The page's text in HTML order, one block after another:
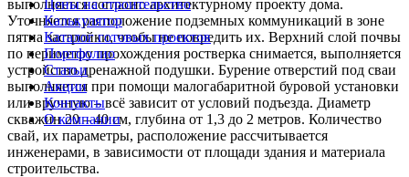
Цены на строительство
Калькулятор
Каталог готовых проектов
Портфолио
Статьи
Акции
Контакты
О компании
выполняется согласно архитектурному проекту дома.
Уточняется расположение подземных коммуникаций в зоне
пятна застройки, чтобы не повредить их. Верхний слой почвы
по периметру прохождения ростверка снимается, выполняется
устройство дренажной подушки. Бурение отверстий под сваи
выполняется при помощи малогабаритной буровой установки
или вручную – всё зависит от условий подъезда. Диаметр
скважин 20 – 40 см, глубина от 1,3 до 2 метров. Количество
свай, их параметры, расположение рассчитывается
инженерами, в зависимости от площади здания и материала
строительства.